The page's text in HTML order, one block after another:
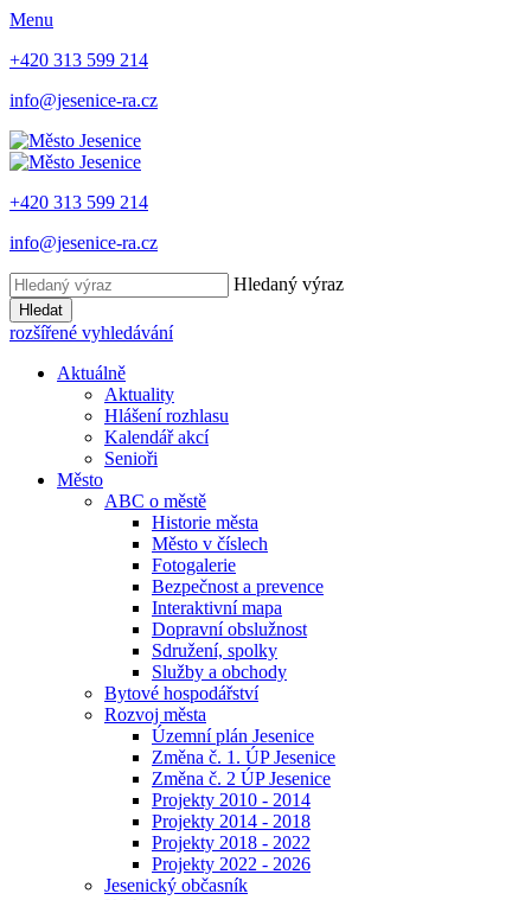
Menu
+420 313 599 214
info@jesenice-ra.cz
+420 313 599 214
info@jesenice-ra.cz
Hledaný výraz
Hledat
rozšířené vyhledávání
Aktuálně
Aktuality
Hlášení rozhlasu
Kalendář akcí
Senioři
Město
ABC o městě
Historie města
Město v číslech
Fotogalerie
Bezpečnost a prevence
Interaktivní mapa
Dopravní obslužnost
Sdružení, spolky
Služby a obchody
Bytové hospodářství
Rozvoj města
Územní plán Jesenice
Změna č. 1. ÚP Jesenice
Změna č. 2 ÚP Jesenice
Projekty 2010 - 2014
Projekty 2014 - 2018
Projekty 2018 - 2022
Projekty 2022 - 2026
Jesenický občasník